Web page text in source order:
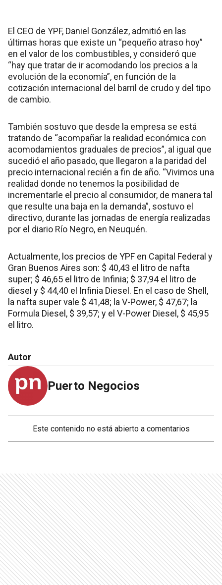
El CEO de YPF, Daniel González, admitió en las
últimas horas que existe un “pequeño atraso hoy”
en el valor de los combustibles, y consideró que
“hay que tratar de ir acomodando los precios a la
evolución de la economía”, en función de la
cotización internacional del barril de crudo y del tipo
de cambio.
También sostuvo que desde la empresa se está
tratando de “acompañar la realidad económica con
acomodamientos graduales de precios”, al igual que
sucedió el año pasado, que llegaron a la paridad del
precio internacional recién a fin de año. “Vivimos una
realidad donde no tenemos la posibilidad de
incrementarle el precio al consumidor, de manera tal
que resulte una baja en la demanda”, sostuvo el
directivo, durante las jornadas de energía realizadas
por el diario Río Negro, en Neuquén.
Actualmente, los precios de YPF en Capital Federal y
Gran Buenos Aires son: $ 40,43 el litro de nafta
super; $ 46,65 el litro de Infinia; $ 37,94 el litro de
diesel y $ 44,40 el Infinia Diesel. En el caso de Shell,
la nafta super vale $ 41,48; la V-Power, $ 47,67; la
Formula Diesel, $ 39,57; y el V-Power Diesel, $ 45,95
el litro.
Autor
Puerto Negocios
Este contenido no está abierto a comentarios